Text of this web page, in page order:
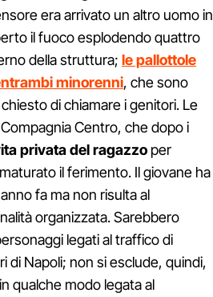
era arrivato un altro uomo in
il fuoco esplodendo quattro
della struttura; le pallottole
minorenni, che sono
di chiamare i genitori. Le
Centro, che dopo i
privata del ragazzo per
il ferimento. Il giovane ha
fa ma non risulta al
organizzata. Sarebbero
legati al traffico di
Napoli; non si esclude, quindi,
qualche modo legata al